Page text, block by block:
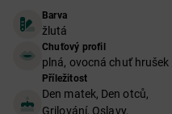
Barva
žlutá
Chuťový profil
plná, ovocná chuť hrušek
Příležitost
Den matek, Den otců,
Grilování, Oslavy,